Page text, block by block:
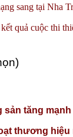
sang tại Nha
quả cuộc thi
sản tăng mạnh
thương